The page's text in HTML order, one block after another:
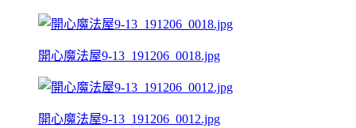
開心魔法屋9-13_191206_0018.jpg
開心魔法屋9-13_191206_0012.jpg